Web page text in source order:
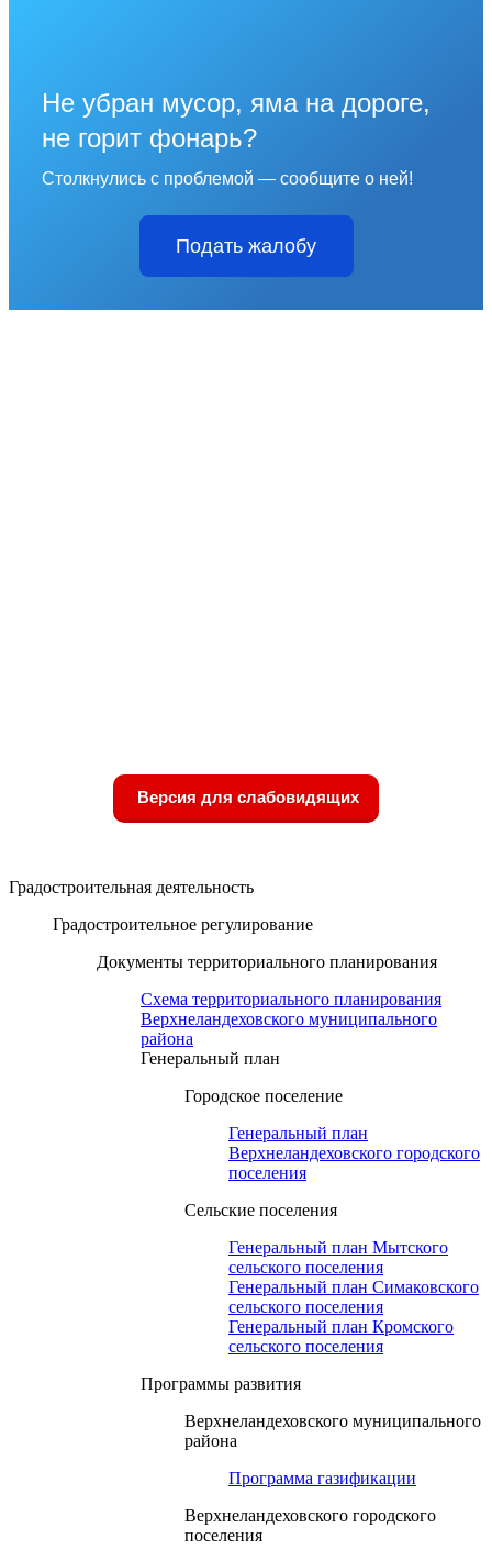
Не убран мусор, яма на дороге,
не горит фонарь?
Столкнулись с проблемой — сообщите о ней!
Подать жалобу
Версия для слабовидящих
Градостроительная деятельность
Градостроительное регулирование
Документы территориального планирования
Схема территориального планирования
Верхнеландеховского муниципального
района
Генеральный план
Городское поселение
Генеральный план
Верхнеландеховского городского
поселения
Сельские поселения
Генеральный план Мытского
сельского поселения
Генеральный план Симаковского
сельского поселения
Генеральный план Кромского
сельского поселения
Программы развития
Верхнеландеховского муниципального
района
Программа газификации
Верхнеландеховского городского
поселения